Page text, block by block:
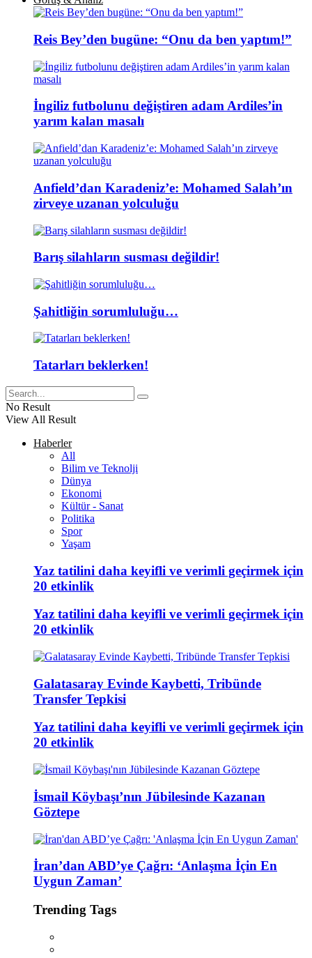
Reis Bey’den bugüne: “Onu da ben yaptım!”
İngiliz futbolunu değiştiren adam Ardiles’in
yarım kalan masalı
Anfield’dan Karadeniz’e: Mohamed Salah’ın
zirveye uzanan yolculuğu
Barış silahların susması değildir!
Şahitliğin sorumluluğu…
Tatarları beklerken!
No Result
View All Result
Haberler
All
Bilim ve Teknolji
Dünya
Ekonomi
Kültür - Sanat
Politika
Spor
Yaşam
Yaz tatilini daha keyifli ve verimli geçirmek için
20 etkinlik
Yaz tatilini daha keyifli ve verimli geçirmek için
20 etkinlik
Galatasaray Evinde Kaybetti, Tribünde
Transfer Tepkisi
Yaz tatilini daha keyifli ve verimli geçirmek için
20 etkinlik
İsmail Köybaşı’nın Jübilesinde Kazanan
Göztepe
İran’dan ABD’ye Çağrı: ‘Anlaşma İçin En
Uygun Zaman’
Trending Tags